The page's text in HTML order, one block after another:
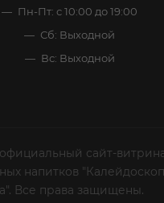
Пн-Пт: с 10:00 до 19:00
Сб: Выходной
Вс: Выходной
сайт-
напитков
Все права защищены.